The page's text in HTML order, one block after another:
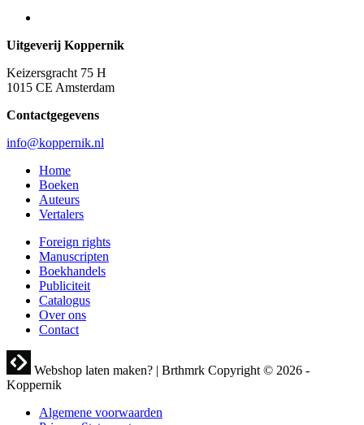
Uitgeverij Koppernik
Keizersgracht 75 H
1015 CE Amsterdam
Contactgegevens
info@koppernik.nl
Home
Boeken
Auteurs
Vertalers
Foreign rights
Manuscripten
Boekhandels
Publiciteit
Catalogus
Over ons
Contact
Webshop laten maken? | Brthmrk Copyright © 2026 -
Koppernik
Algemene voorwaarden